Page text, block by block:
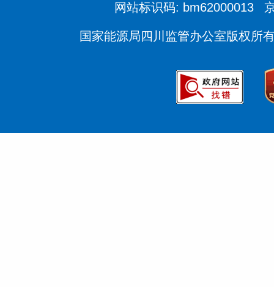
网站标识码: bm62000013
国家能源局四川监管办公室版权所